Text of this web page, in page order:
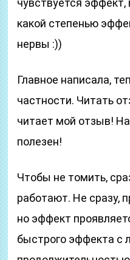
чувствуется эффект,
какой степенью
нервы :))
Главное написала,
частности. Читать
читает мой отзыв!
полезен!
Чтобы не томить,
работают. Не сразу,
но эффект
быстрого эффекта с